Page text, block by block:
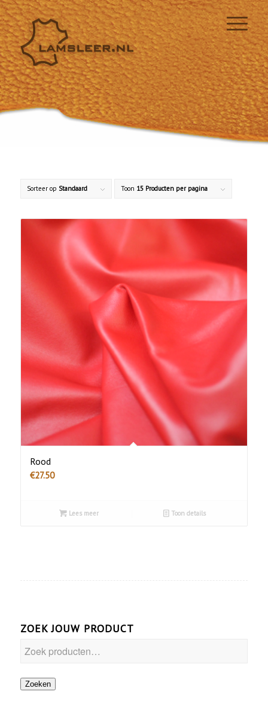
Sorteer op Standaard Toon 15 Producten per pagina
Rood
€27.50
Lees meer Toon details
ZOEK JOUW PRODUCT
Zoeken